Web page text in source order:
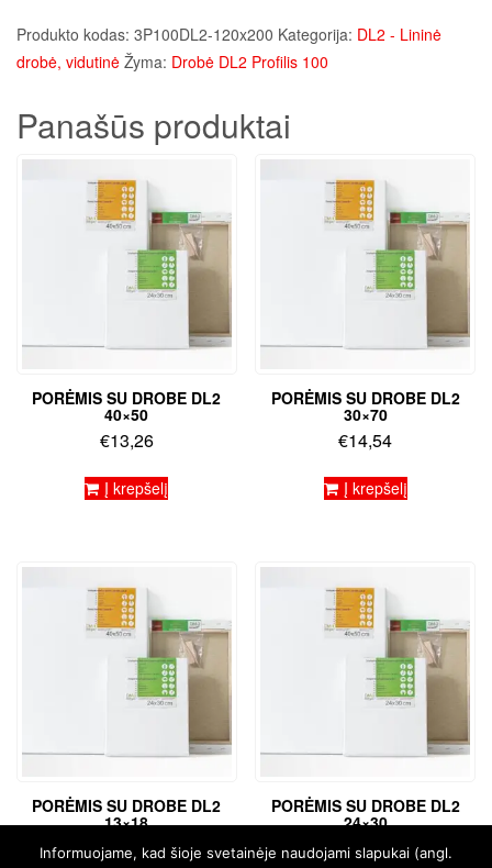
Produkto kodas: 3P100DL2-120x200 Kategorija: DL2 - Lininė
drobė, vidutinė Žyma: Drobė DL2 Profilis 100
Panašūs produktai
PORĖMIS SU DROBE DL2
40×50
€13,26
Į krepšelį
PORĖMIS SU DROBE DL2
30×70
€14,54
Į krepšelį
PORĖMIS SU DROBE DL2
13×18
€4,81
PORĖMIS SU DROBE DL2
24×30
€ 7,46
Informuojame, kad šioje svetainėje naudojami slapukai (angl.